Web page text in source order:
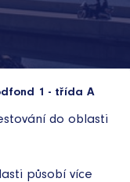
1 - třída A
do oblasti
působí více